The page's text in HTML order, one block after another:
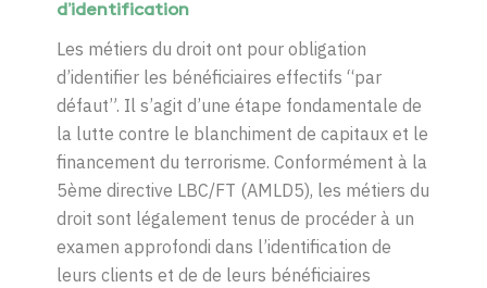
d’identification
Les métiers du droit ont pour obligation
d’identifier les bénéficiaires effectifs “par
défaut”. Il s’agit d’une étape fondamentale de
la lutte contre le blanchiment de capitaux et le
financement du terrorisme. Conformément à la
5ème directive LBC/FT (AMLD5), les métiers du
droit sont légalement tenus de procéder à un
examen approfondi dans l’identification de
leurs clients et de de leurs bénéficiaires